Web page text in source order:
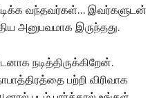
வந்தவர்கள்… இவர்களுடன்
அனுபவமாக இருந்தது.
நடித்திருக்கிறேன்.
பற்றி விரிவாக